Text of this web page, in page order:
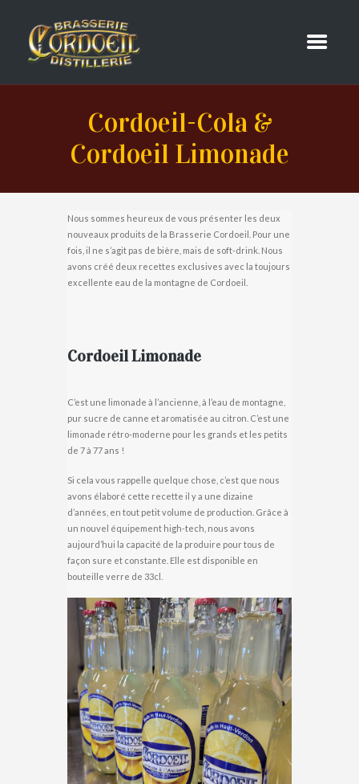
Cordoeil-Cola &
Cordoeil Limonade
Nous sommes heureux de vous présenter les deux
nouveaux produits de la Brasserie Cordoeil. Pour une
fois, il ne s’agit pas de bière, mais de soft-drink. Nous
avons créé deux recettes exclusives avec la toujours
excellente eau de la montagne de Cordoeil.
Cordoeil Limonade
C’est une limonade à l’ancienne, à l’eau de montagne,
pur sucre de canne et aromatisée au citron. C’est une
limonade rétro-moderne pour les grands et les petits
de 7 à 77 ans !
Si cela vous rappelle quelque chose, c’est que nous
avons élaboré cette recette il y a une dizaine
d’années, en tout petit volume de production. Grâce à
un nouvel équipement high-tech, nous avons
aujourd’hui la capacité de la produire pour tous de
façon sure et constante. Elle est disponible en
bouteille verre de 33cl.